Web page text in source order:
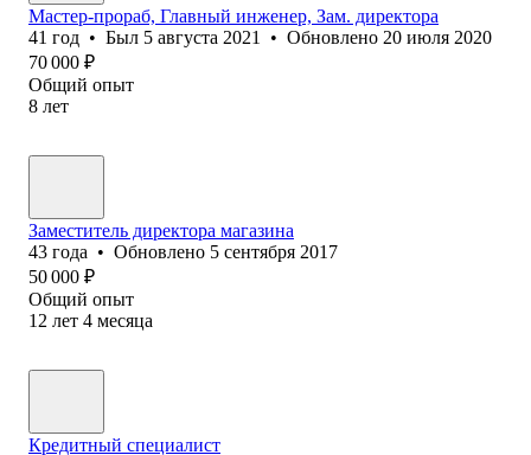
Мастер-прораб, Главный инженер, Зам. директора
41 год • Был 5 августа 2021 • Обновлено 20 июля 2020
70 000 ₽
Общий опыт
8 лет
Заместитель директора магазина
43 года • Обновлено 5 сентября 2017
50 000 ₽
Общий опыт
12 лет 4 месяца
Кредитный специалист